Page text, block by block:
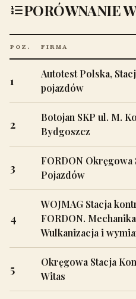
PORÓWNANIE
POZ. FIRMA
1
Autotest Polska,
pojazdów
2
Botojan SKP ul. M.
Bydgoszcz
3
FORDON
Pojazdów
4
WOJMAG Stacja
FORDON.
Wulkanizacja i
5
Okręgowa Stacja
Witas